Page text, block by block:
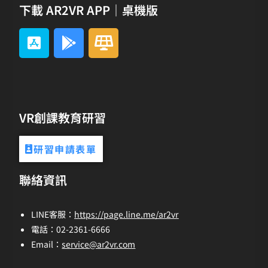
下載 AR2VR APP｜桌機版
VR創課教育研習
研習申請表單
聯絡資訊
LINE客服： https://page.line.me/ar2vr
電話：02-2361-6666
Email：service@ar2vr.com